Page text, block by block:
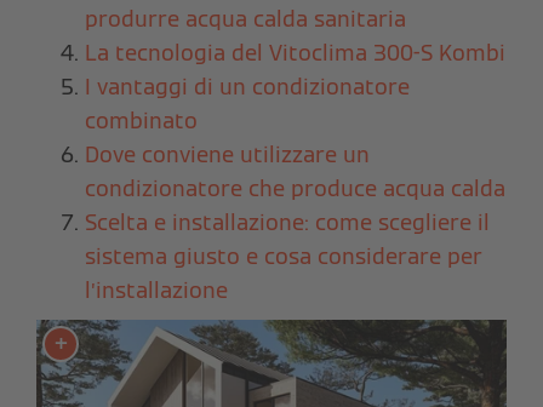
produrre acqua calda sanitaria
La tecnologia del Vitoclima 300-S Kombi
I vantaggi di un condizionatore
combinato
Dove conviene utilizzare un
condizionatore che produce acqua calda
Scelta e installazione: come scegliere il
sistema giusto e cosa considerare per
l’installazione